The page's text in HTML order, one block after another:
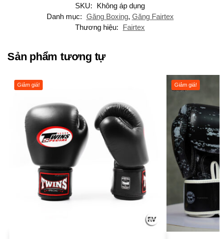
SKU:
Không áp dụng
Danh mục: Găng Boxing, Găng Fairtex
Thương hiệu:
Fairtex
Sản phẩm tương tự
Giảm giá! Giảm giá!